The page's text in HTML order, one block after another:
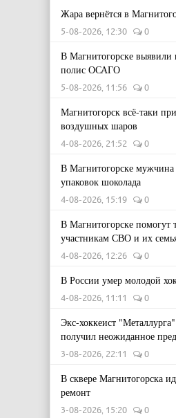
Жара вернётся в
5-08-2026, 12:30 0
В Магнитогорске выявили
полис ОСАГО
5-08-2026, 11:56 0
Магнитогорск всё-таки
воздушных шаров
4-08-2026, 21:52 0
В Магнитогорске мужчина
упаковок шоколада
4-08-2026, 15:19 0
В Магнитогорске помогут
участникам СВО и их
4-08-2026, 12:26 0
В России умер молодой
4-08-2026, 11:11 0
Экс-хоккеист
получил неожиданное
3-08-2026, 22:11 0
В сквере Магнитогорска
ремонт
3-08-2026, 15:20 0